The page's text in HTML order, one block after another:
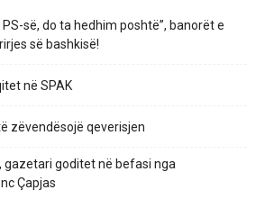
së, do ta hedhim poshtë”, banorët e
së bashkisë!
në SPAK
zëvendësojë qeverisjen
gazetari goditet në befasi nga
Çapjas